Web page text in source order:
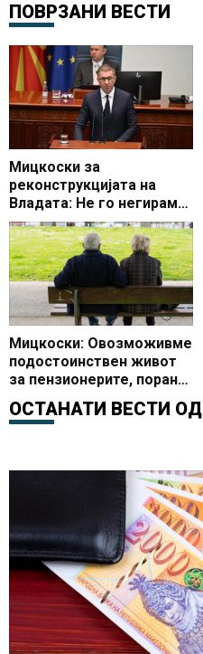
ПОВРЗАНИ ВЕСТИ
Мицкоски за
реконструкцијата на
Владата: Не го негираме
сработеното, сакаме да
изградиме уште повеќе
Мицкоски: Овозможивме
подостоинствен живот
за пензионерите, порано
по 20 денари, а сега
ОСТАНАТИ ВЕСТИ ОД